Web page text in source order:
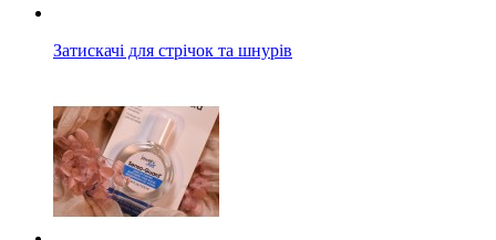
Затискачі для стрічок та шнурів